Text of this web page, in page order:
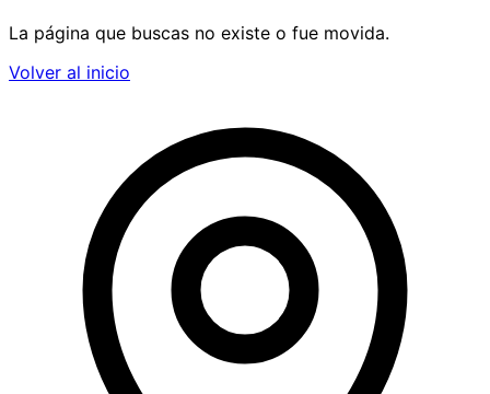
La página que buscas no existe o fue movida.
Volver al inicio